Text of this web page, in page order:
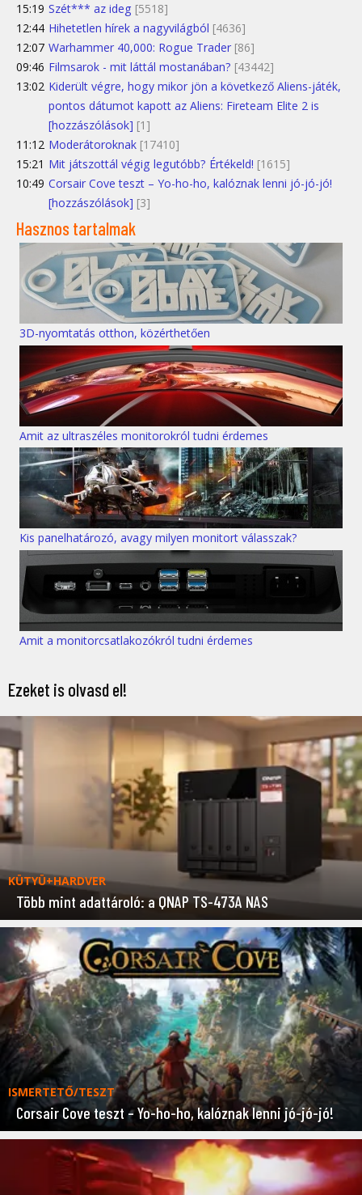
15:19 Szét*** az ideg [5518]
12:44 Hihetetlen hírek a nagyvilágból [4636]
12:07 Warhammer 40,000: Rogue Trader [86]
09:46 Filmsarok - mit láttál mostanában? [43442]
13:02 Kiderült végre, hogy mikor jön a következő Aliens-játék,
pontos dátumot kapott az Aliens: Fireteam Elite 2 is
[hozzászólások] [1]
11:12 Moderátoroknak [17410]
15:21 Mit játszottál végig legutóbb? Értékeld! [1615]
10:49 Corsair Cove teszt – Yo-ho-ho, kalóznak lenni jó-jó-jó!
[hozzászólások] [3]
Hasznos tartalmak
3D-nyomtatás otthon, közérthetően
Amit az ultraszéles monitorokról tudni érdemes
Kis panelhatározó, avagy milyen monitort válasszak?
Amit a monitorcsatlakozókról tudni érdemes
Ezeket is olvasd el!
KÜTYÜ+HARDVER
Több mint adattároló: a QNAP TS-473A NAS
ISMERTETŐ/TESZT
Corsair Cove teszt – Yo-ho-ho, kalóznak lenni jó-jó-jó!